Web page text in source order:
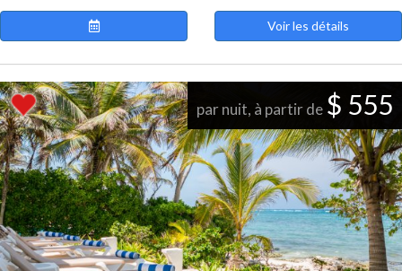
Voir les détails
par nuit, à partir de $ 555